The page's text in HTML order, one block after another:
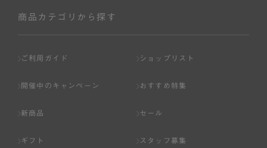
商品カテゴリから探す
ご利用ガイド ショップリスト
開催中のキャンペーン おすすめ特集
新商品 セール
ギフト スタッフ募集